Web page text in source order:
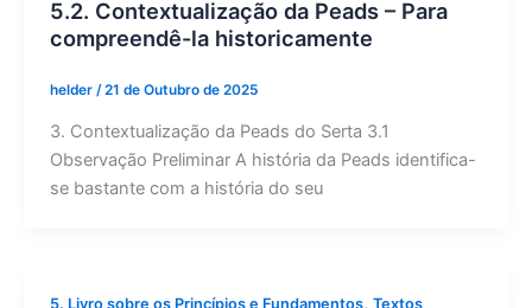
5.2. Contextualização da Peads – Para
compreendê-la historicamente
helder /21 de Outubro de 2025
3. Contextualização da Peads do Serta 3.1
Observação Preliminar A história da Peads identifica-
se bastante com a história do seu
5. Livro sobre os Princípios e Fundamentos, Textos